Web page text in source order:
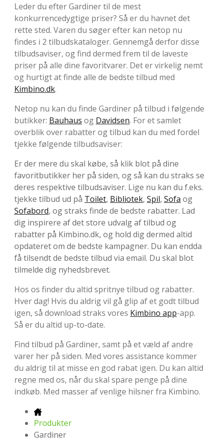
Leder du efter Gardiner til de mest
konkurrencedygtige priser? Så er du havnet det
rette sted. Varen du søger efter kan netop nu
findes i 2 tilbudskataloger. Gennemgå derfor disse
tilbudsaviser, og find dermed frem til de laveste
priser på alle dine favoritvarer. Det er virkelig nemt
og hurtigt at finde alle de bedste tilbud med
Kimbino.dk.
Netop nu kan du finde Gardiner på tilbud i følgende
butikker: Bauhaus og Davidsen. For et samlet
overblik over rabatter og tilbud kan du med fordel
tjekke følgende tilbudsaviser:
Er der mere du skal købe, så klik blot på dine
favoritbutikker her på siden, og så kan du straks se
deres respektive tilbudsaviser. Lige nu kan du f.eks.
tjekke tilbud ud på Toilet, Bibliotek, Spil, Sofa og
Sofabord, og straks finde de bedste rabatter. Lad
dig inspirere af det store udvalg af tilbud og
rabatter på Kimbino.dk, og hold dig dermed altid
opdateret om de bedste kampagner. Du kan endda
få tilsendt de bedste tilbud via email. Du skal blot
tilmelde dig nyhedsbrevet.
Hos os finder du altid spritnye tilbud og rabatter.
Hver dag! Hvis du aldrig vil gå glip af et godt tilbud
igen, så download straks vores Kimbino app-app.
Så er du altid up-to-date.
Find tilbud på Gardiner, samt på et væld af andre
varer her på siden. Med vores assistance kommer
du aldrig til at misse en god rabat igen. Du kan altid
regne med os, når du skal spare penge på dine
indkøb. Med masser af venlige hilsner fra Kimbino.
Produkter
Gardiner